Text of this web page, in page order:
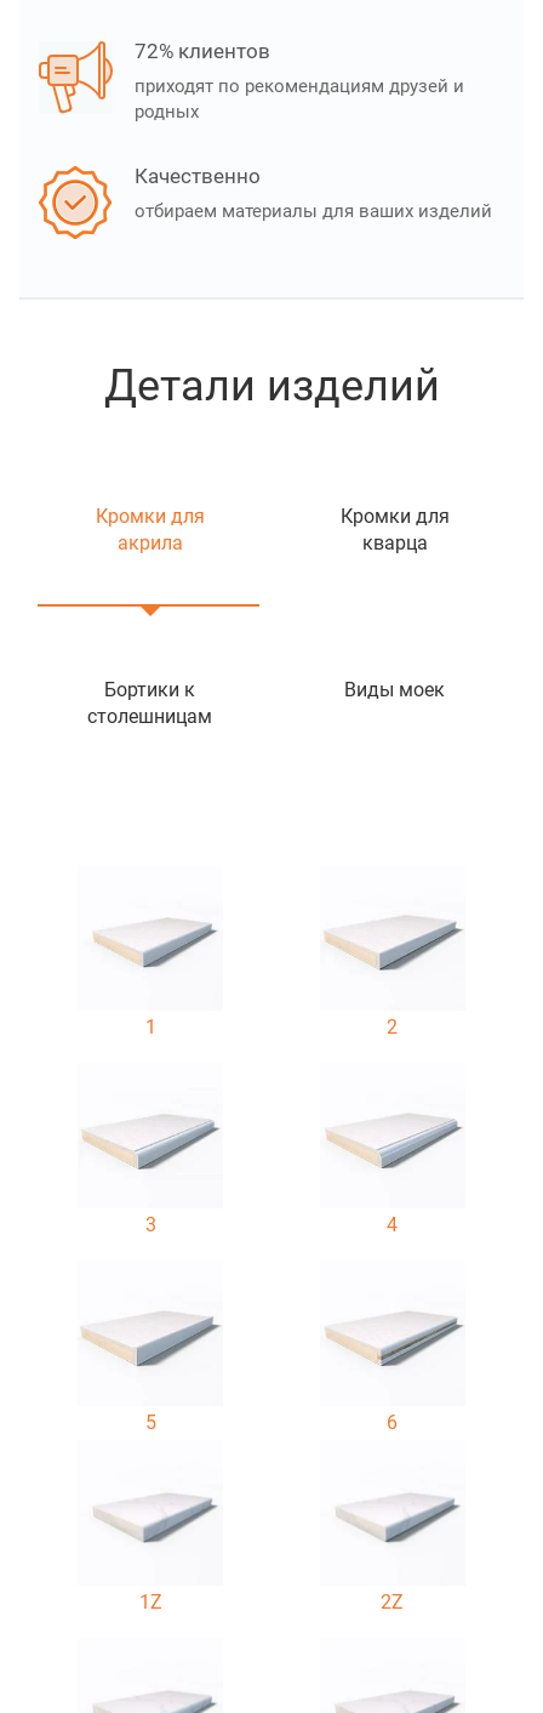
72% клиентов
приходят по рекомендациям друзей и
родных
Качественно
отбираем материалы для ваших изделий
Детали изделий
Кромки для
акрила
Кромки для
кварца
Бортики к
столешницам
Виды моек
1 2
3 4
5 6
1Z 2Z